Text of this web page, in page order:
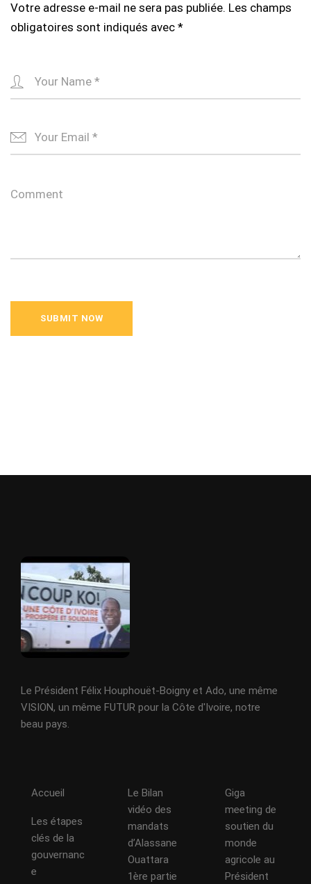
Votre adresse e-mail ne sera pas publiée. Les champs
obligatoires sont indiqués avec *
Le Président Félix Houphouët-Boigny et Ado, une même
VISION, un même FUTUR pour la Côte d'Ivoire, notre
beau pays.
Accueil
Les étapes
clés de la
gouvernanc
e
Le Bilan
vidéo des
mandats
d’Alassane
Ouattara
1ère partie
Giga
meeting de
soutien du
monde
agricole au
Président